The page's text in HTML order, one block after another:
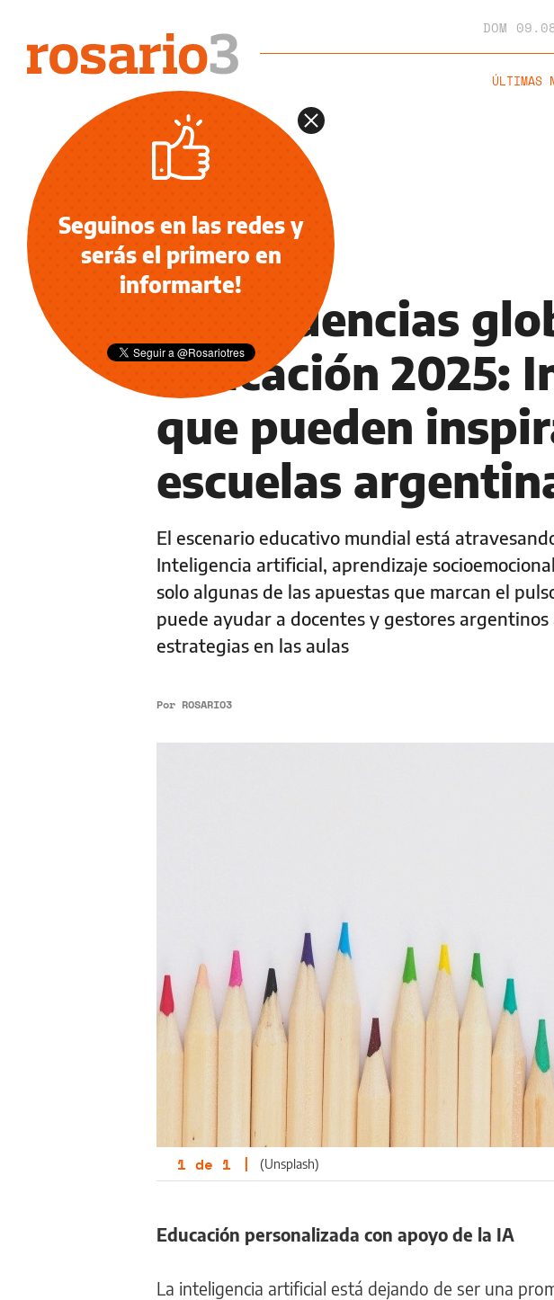
DOM
ÚLTIMAS
EDUCACIÓN
🌍 Tendencias
educación 2025:
que pueden
escuelas
El escenario educativo mundial está
Inteligencia artificial, aprendizaje
solo algunas de las apuestas que marcan el
puede ayudar a docentes y gestores
estrategias en las aulas
Por ROSARIO3
1 de 1 | (Unsplash)
Educación personalizada con apoyo de la IA
La inteligencia artificial está dejando de ser una
Seguinos en las redes y
serás el primero en
informarte!